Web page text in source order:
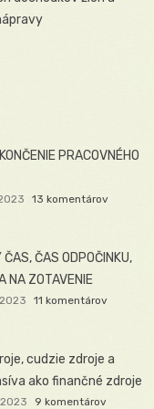
PRACOVNÉHO
13 komentárov
ČAS, ČAS ODPOČINKU,
NA ZOTAVENIE
11 komentárov
cudzie zdroje a
ako finančné zdroje
9 komentárov